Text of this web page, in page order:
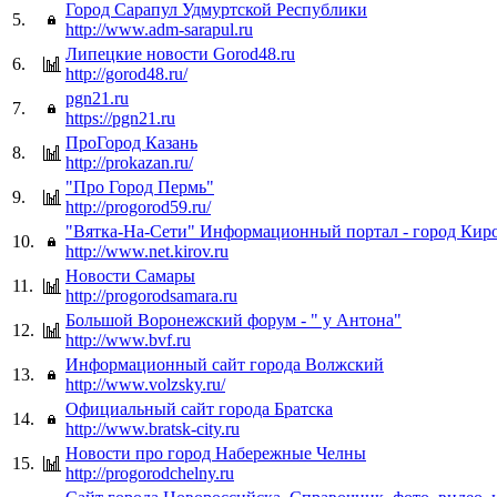
5.
Город Сарапул Удмуртской Республики
http://www.adm-sarapul.ru
6.
Липецкие новости Gorod48.ru
http://gorod48.ru/
7.
pgn21.ru
https://pgn21.ru
8.
ПроГород Казань
http://prokazan.ru/
9.
"Про Город Пермь"
http://progorod59.ru/
10.
"Вятка-На-Сети" Информационный портал - город
http://www.net.kirov.ru
11.
Новости Самары
http://progorodsamara.ru
12.
Большой Воронежский форум - " у Антона"
http://www.bvf.ru
13.
Информационный сайт города Волжский
http://www.volzsky.ru/
14.
Официальный сайт города Братска
http://www.bratsk-city.ru
15.
Новости про город Набережные Челны
http://progorodchelny.ru